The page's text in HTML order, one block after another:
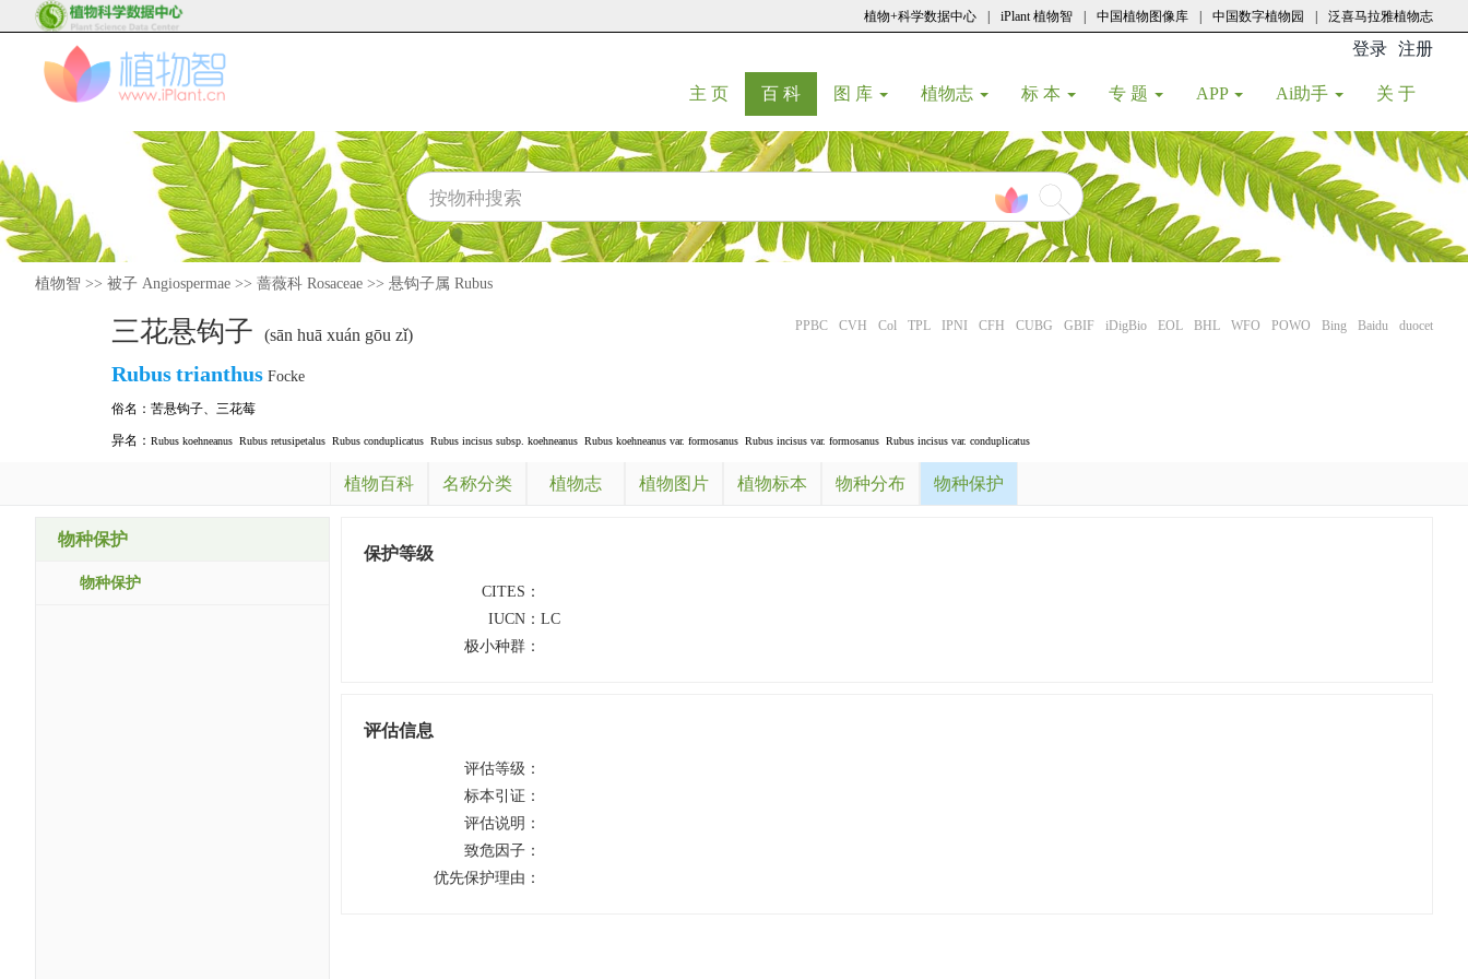
植物+科学数据中心 iPlant 植物智 中国植物图像库 中国数字植物园 泛喜马拉雅植物志
登录 注册
主 页(current)
百 科(current)
图 库 植物志 标 本 专 题 APP Ai助手 关 于
植物智 >> 被子 Angiospermae >> 蔷薇科 Rosaceae >> 悬钩子属 Rubus
三花悬钩子 (sān huā xuán gōu zǐ) PPBC CVH Col TPL IPNI CFH CUBG GBIF iDigBio EOL BHL WFO POWO Bing Baidu duocet
Rubustrianthus Focke
俗名： 苦悬钩子、 三花莓
异名： Rubus koehneanus Rubus retusipetalus Rubus conduplicatus Rubus incisus subsp. koehneanus Rubus koehneanus var. formosanus Rubus incisus var. formosanus Rubus incisus var. conduplicatus
植物百科 名称分类 植物志 植物图片 植物标本 物种分布 物种保护
物种保护
物种保护
保护等级
CITES：
IUCN： LC
极小种群：
评估信息
评估等级：
标本引证：
评估说明：
致危因子：
优先保护理由：